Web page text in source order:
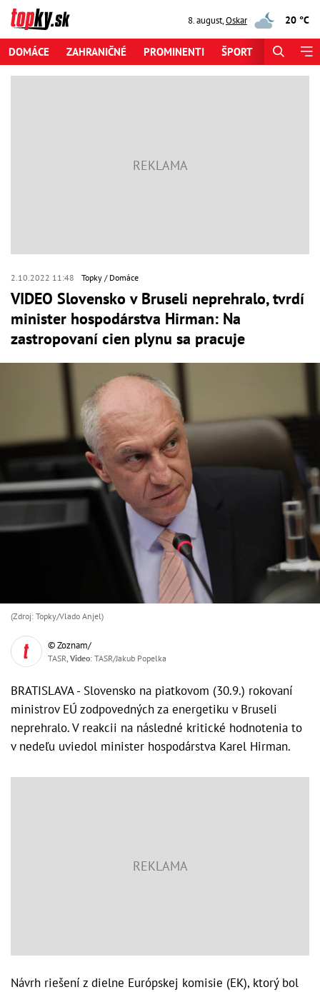
8. august,Oskar 20 °C
DOMÁCE ZAHRANIČNÉ PROMINENTI ŠPORT
2.10.2022 11:48 Topky Domáce
VIDEO Slovensko v Bruseli neprehralo, tvrdí
minister hospodárstva Hirman: Na
zastropovaní cien plynu sa pracuje
(Zdroj: Topky/Vlado Anjel)
© Zoznam/
TASR, Video: TASR/Jakub Popelka
BRATISLAVA - Slovensko na piatkovom (30.9.) rokovaní
ministrov EÚ zodpovedných za energetiku v Bruseli
neprehralo. V reakcii na následné kritické hodnotenia to
v nedeľu uviedol minister hospodárstva Karel Hirman.
Návrh riešení z dielne Európskej komisie (EK), ktorý bol